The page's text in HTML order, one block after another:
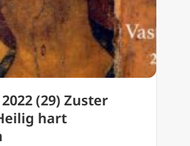
(29) Zuster
hart